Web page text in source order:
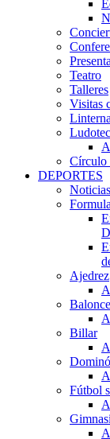
Teatro
Talleres
Visitas
Círculo
DEPORTES
Noticias
Ajedrez
Billar
Dominó
Fútbol